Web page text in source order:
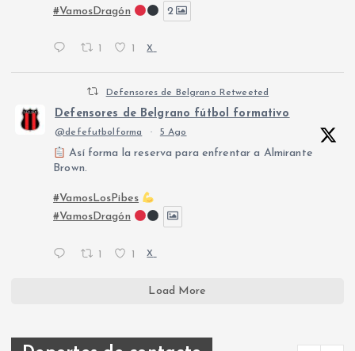
#VamosDragón
2
X
Defensores de Belgrano Retweeted
Defensores de Belgrano fútbol formativo
@defefutbolforma · 5 Ago
Así forma la reserva para enfrentar a Almirante
Brown.
#VamosLosPibes
#VamosDragón
1 1 X
Load More